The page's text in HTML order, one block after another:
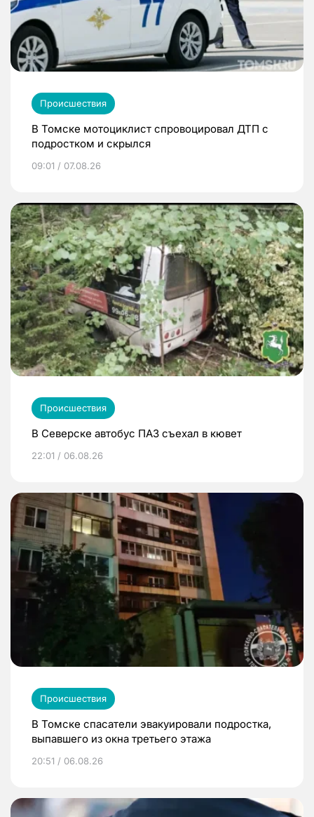
Происшествия
В Томске мотоциклист спровоцировал ДТП с
подростком и скрылся
09:01 / 07.08.26
Происшествия
В Северске автобус ПАЗ съехал в кювет
22:01 / 06.08.26
Происшествия
В Томске спасатели эвакуировали подростка,
выпавшего из окна третьего этажа
20:51 / 06.08.26